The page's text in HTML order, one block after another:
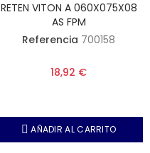
RETEN VITON A 060X075X08
AS FPM
Referencia 700158
18,92 €
AÑADIR AL CARRITO